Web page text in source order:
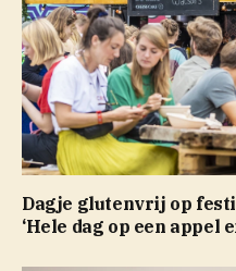
Dagje glutenvrij op
‘Hele dag op een appel